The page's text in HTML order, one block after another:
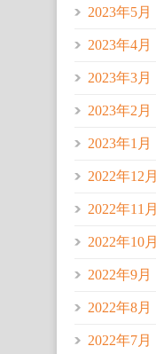
2023年5月
2023年4月
2023年3月
2023年2月
2023年1月
2022年12月
2022年11月
2022年10月
2022年9月
2022年8月
2022年7月